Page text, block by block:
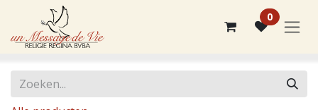
Overslaan naar inhoud
0